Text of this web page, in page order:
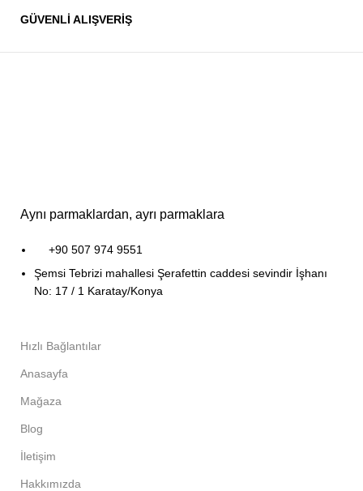
GÜVENLİ ALIŞVERİŞ
Aynı parmaklardan, ayrı parmaklara
+90 507 974 9551
Şemsi Tebrizi mahallesi Şerafettin caddesi sevindir İşhanı
No: 17 / 1 Karatay/Konya
Hızlı Bağlantılar
Anasayfa
Mağaza
Blog
İletişim
Hakkımızda